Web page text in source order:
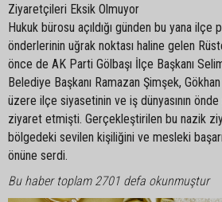
Ziyaretçileri Eksik Olmuyor
Hukuk bürosu açıldığı günden bu yana ilçe
önderlerinin uğrak noktası haline gelen
önce de AK Parti Gölbaşı İlçe Başkanı
Belediye Başkanı Ramazan Şimşek,
üzere ilçe siyasetinin ve iş dünyasının
ziyaret etmişti. Gerçekleştirilen bu nazik
bölgedeki sevilen kişiliğini ve mesleki
önüne serdi.
Bu haber toplam 2701 defa okunmuştur